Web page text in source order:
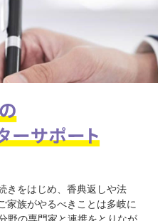
きをはじめ、香典返しや法
家族がやるべきことは多岐に